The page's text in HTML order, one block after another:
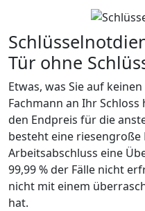
Tür ohne
Etwas, was Sie auf
Fachmann an Ihr
den Endpreis für die
besteht eine riesengroße
Arbeitsabschluss eine
99,99 % der Fälle nicht
nicht mit einem
hat.